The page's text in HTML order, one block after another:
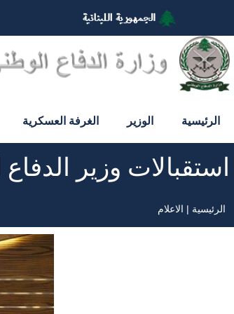
المحتوى
الرئيسي
الرئيسية الوزير الغرفة العسكرية
استقبالات وزير
مسار
الرئيسية الاعلام